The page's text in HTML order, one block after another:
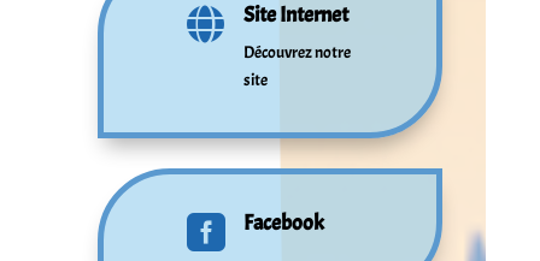
 Site Internet
Découvrez notre
site
 Facebook